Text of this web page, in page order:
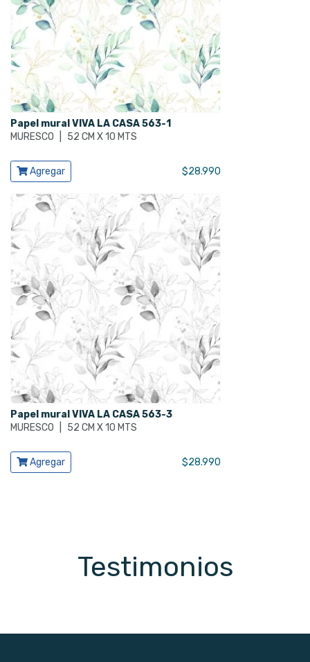
Papel mural VIVA LA CASA 563-1
MURESCO
52 CM X 10 MTS
Ver producto
Agregar $28.990
Papel mural VIVA LA CASA 563-3
MURESCO
52 CM X 10 MTS
Ver producto
Agregar $28.990
Testimonios